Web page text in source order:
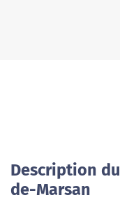
Description
de-Marsan